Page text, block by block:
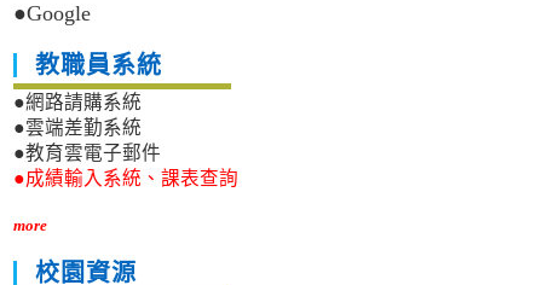
●Google
教職員系統
●網路請購系統
●雲端差勤系統
●教育雲電子郵件
●成績輸入系統、課表查詢
more
校園資源